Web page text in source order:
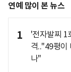
연예 많이 본 뉴스
1
'전자발찌 1
격.."49평이
나"